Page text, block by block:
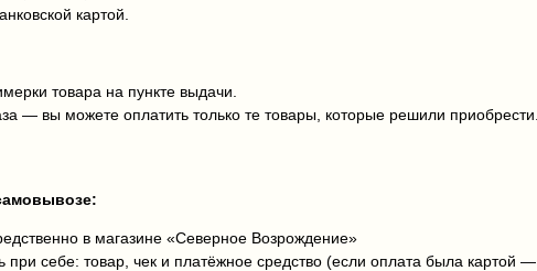
картой.
товара на пункте выдачи.
— вы можете оплатить только те товары, которые решили приобрести.
в магазине «Северное Возрождение»
при себе: товар, чек и платёжное средство (если оплата была картой —